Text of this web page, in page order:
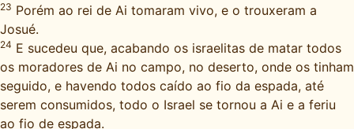
23 Porém ao rei de Ai tomaram vivo, e o trouxeram a
Josué.
24 E sucedeu que, acabando os israelitas de matar todos
os moradores de Ai no campo, no deserto, onde os tinham
seguido, e havendo todos caído ao fio da espada, até
serem consumidos, todo o Israel se tornou a Ai e a feriu
ao fio de espada.